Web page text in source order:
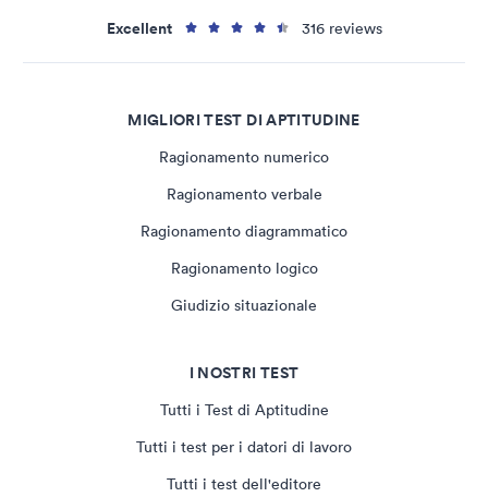
Excellent 316 reviews
MIGLIORI TEST DI APTITUDINE
Ragionamento numerico
Ragionamento verbale
Ragionamento diagrammatico
Ragionamento logico
Giudizio situazionale
I NOSTRI TEST
Tutti i Test di Aptitudine
Tutti i test per i datori di lavoro
Tutti i test dell'editore